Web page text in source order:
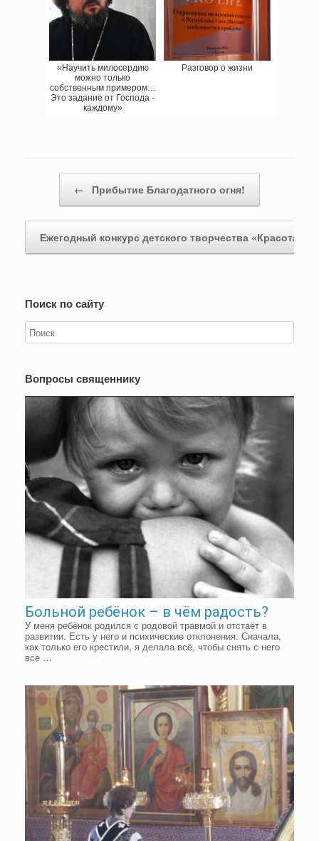
«Научить милосердию
можно только
собственным примером…
Это задание от Господа -
каждому»
Разговор о жизни
← Прибытие Благодатного огня!
Ежегодный конкурс детского творчества «Красота…
Поиск по сайту
Вопросы священнику
Больной ребёнок – в чём радость?
У меня ребёнок родился с родовой травмой и отстаёт в
развитии. Есть у него и психические отклонения. Сначала,
как только его крестили, я делала всё, чтобы снять с него
все …